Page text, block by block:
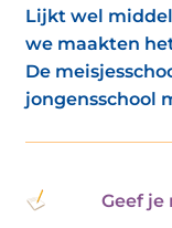
Lijkt wel
we maakten
De
jongensschool
Geef je